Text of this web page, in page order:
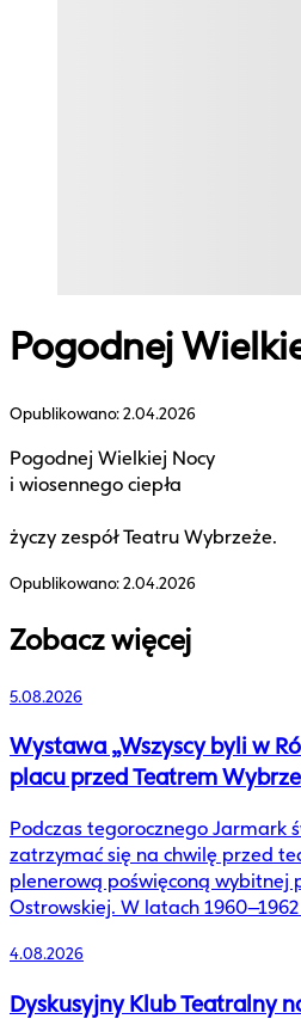
Pogodnej
Opublikowano:2.04.2026
Pogodnej Wielkiej Nocy
i wiosennego ciepła
życzy zespół Teatru Wybrzeże.
Opublikowano:2.04.2026
Zobacz więcej
5.08.2026
Wystawa „Wszyscy byli w
placu przed Teatrem
Podczas tegorocznego Jarmark
zatrzymać się na chwilę przed
plenerową poświęconą wybitnej
Ostrowskiej. W latach
4.08.2026
Dyskusyjny Klub Teatralny